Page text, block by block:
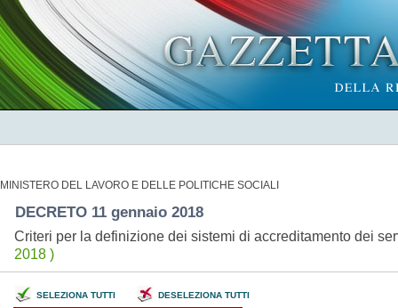
MINISTERO DEL LAVORO E DELLE POLITICHE SOCIALI
DECRETO 11 gennaio 2018
Criteri per la definizione dei sistemi di accreditamento dei
2018 )
SELEZIONA TUTTI DESELEZIONA TUTTI